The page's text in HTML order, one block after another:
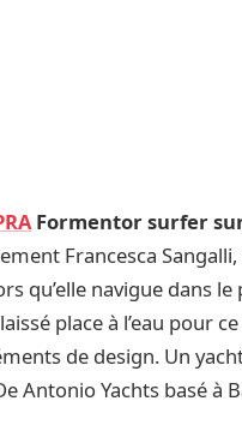
Formentor surfer sur
Francesca
qu’elle navigue dans
place à l’eau pour
de design. Un
Antonio Yachts basé à